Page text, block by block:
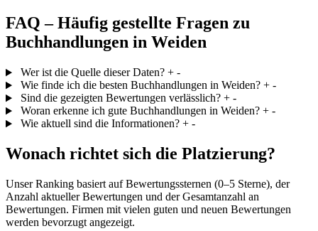
FAQ – Häufig gestellte Fragen zu
Buchhandlungen in Weiden
Wer ist die Quelle dieser Daten? + -
Wie finde ich die besten Buchhandlungen in Weiden? + -
Sind die gezeigten Bewertungen verlässlich? + -
Woran erkenne ich gute Buchhandlungen in Weiden? + -
Wie aktuell sind die Informationen? + -
Wonach richtet sich die Platzierung?
Unser Ranking basiert auf Bewertungssternen (0–5 Sterne), der
Anzahl aktueller Bewertungen und der Gesamtanzahl an
Bewertungen. Firmen mit vielen guten und neuen Bewertungen
werden bevorzugt angezeigt.